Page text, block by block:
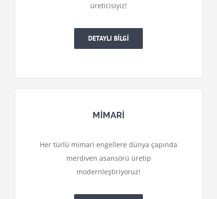
üreticisiyiz!
DETAYLI BİLGİ
MİMARİ
Her türlü mimari engellere dünya çapında
merdiven asansörü üretip
modernleştiriyoruz!